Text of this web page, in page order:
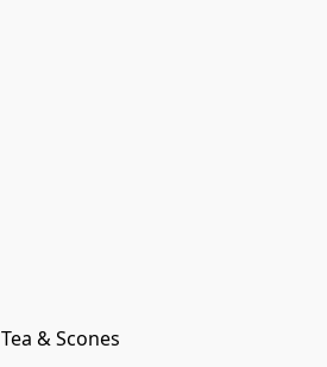
Tea & Scones